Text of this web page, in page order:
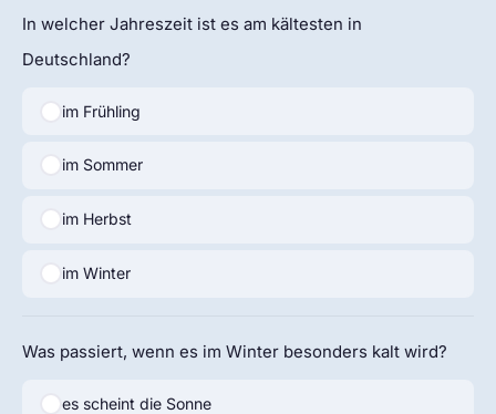
In welcher Jahreszeit ist es am kältesten in
Deutschland?
im Frühling
im Sommer
im Herbst
im Winter
Was passiert, wenn es im Winter besonders kalt wird?
es scheint die Sonne